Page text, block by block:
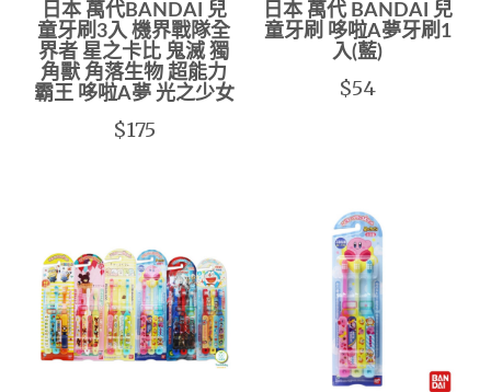
日本 萬代BANDAI 兒
童牙刷3入 機界戰隊全
界者 星之卡比 鬼滅 獨
角獸 角落生物 超能力
霸王 哆啦A夢 光之少女
$175
日本 萬代 BANDAI 兒
童牙刷 哆啦A夢牙刷1
入(藍)
$54